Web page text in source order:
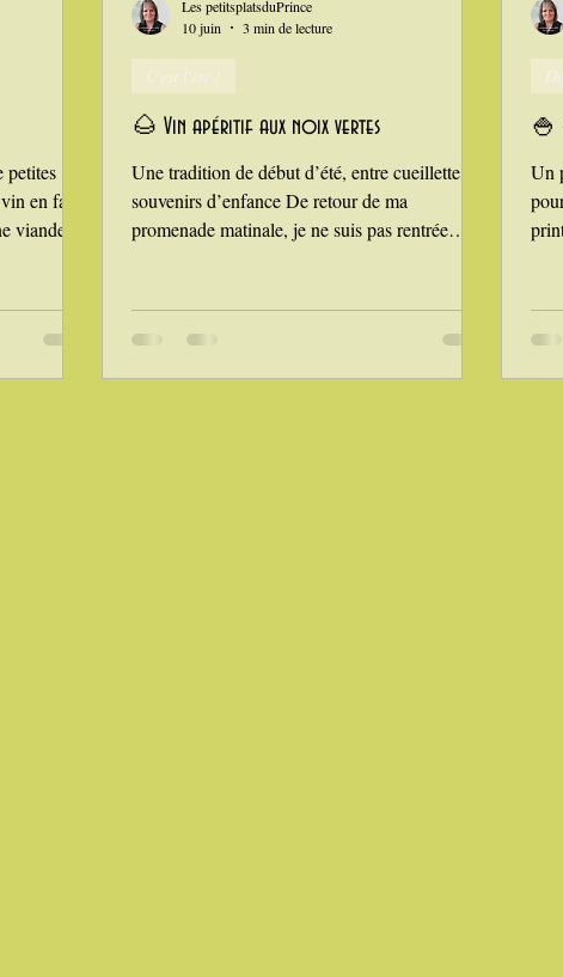
petites
en fait
viande,
rouge,
à
Une
🌰 Vin apéritif aux noix vertes
Une tradition de début d’été, entre cueillette et
souvenirs d’enfance De retour de ma
promenade matinale, je ne suis pas rentrée
encore tendres et laiteuses, m’attendaient sur
une branche basse. Juste assez pour préparer ce
vin apéritif que ma Grand‑mère réalisait chaque
C'est l'été !
Les petitsplatsduPrince
10 juin
3 min de lecture
🍚
Un